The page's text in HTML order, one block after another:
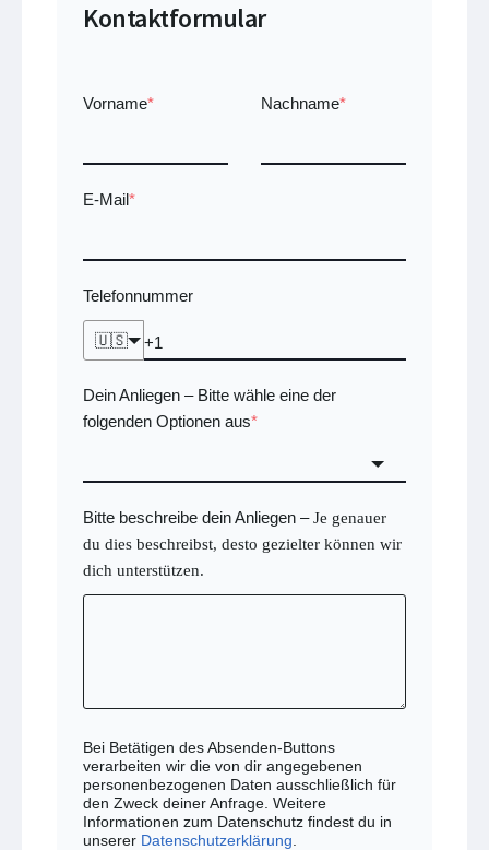
Kontaktformular
Vorname* Nachname*
E-Mail*
Telefonnummer
🇺🇸
Dein Anliegen –Bitte wähle eine der
folgenden Optionen aus*
Bitte beschreibe dein Anliegen – Je genauer
du dies beschreibst, desto gezielter können wir
dich unterstützen.
Bei Betätigen des Absenden-Buttons
verarbeiten wir die von dir angegebenen
personenbezogenen Daten ausschließlich für
den Zweck deiner Anfrage. Weitere
Informationen zum Datenschutz findest du in
unserer Datenschutzerklärung